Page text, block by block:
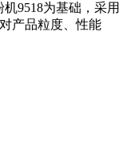
9518为基础，采用
产品粒度、性能